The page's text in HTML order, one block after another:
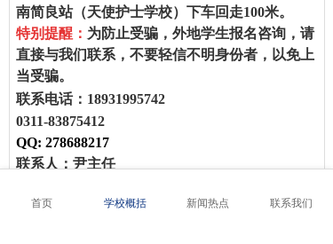
南简良站（天使护士学校）下车回走100米。
特别提醒： 为防止受骗，外地学生报名咨询，请
直接与我们联系，不要轻信不明身份者，以免上
当受骗。
联系电话：18931995742
0311-83875412
QQ:278688217
联系人：尹主任
首页 学校概括 新闻热点 联系我们